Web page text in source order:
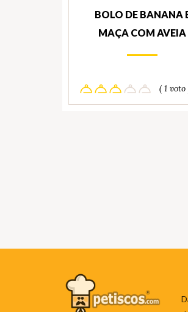
BOLO DE BANANA
MAÇA COM AVEIA
( 1 voto